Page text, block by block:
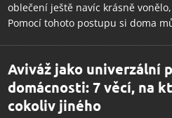
oblečení ještě navíc krásně
Pomocí tohoto postupu si doma
Aviváž jako univerzální
domácnosti: 7 věcí, na
cokoliv jiného